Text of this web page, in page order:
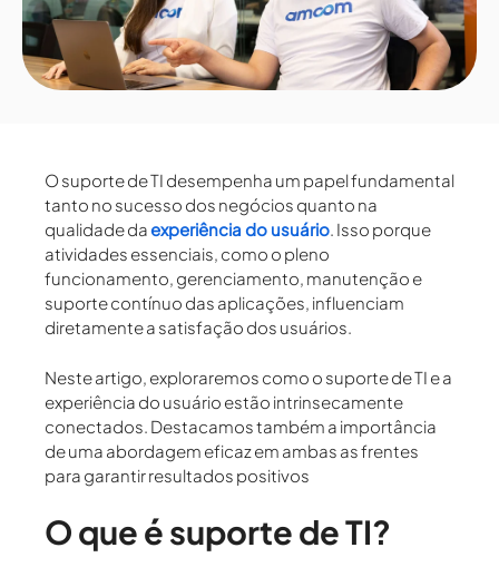
Osuporte de TI desempenha um papel fundamental
tanto no sucesso dos negócios quanto na
qualidade daexperiência do usuário. Isso porque
atividades essenciais, como o pleno
funcionamento, gerenciamento, manutenção e
suporte contínuo das aplicações, influenciam
diretamente a satisfação dos usuários.
Neste artigo, exploraremos como o suporte de TI e a
experiência do usuário estão intrinsecamente
conectados. Destacamos também a importância
de uma abordagem eficaz em ambas as frentes
para garantir resultados positivos
O que é suporte de TI?